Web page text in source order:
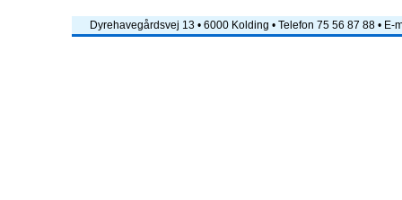
Dyrehavegårdsvej 13 • 6000 Kolding • Telefon 75 56 87 88 • E-